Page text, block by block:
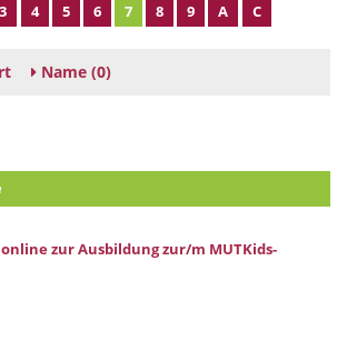
3 4 5 6 7 8 9 A C
Name (0)
zur Ausbildung zur/m MUTKids-